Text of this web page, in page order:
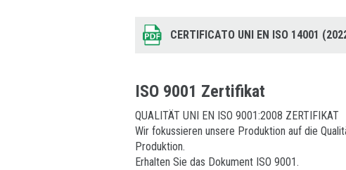
CERTIFICATO UNI EN ISO 14001
ISO 9001 Zertifikat
QUALITÄT UNI EN ISO 9001:2008 ZERTIFIKAT
Wir fokussieren unsere Produktion auf die
Produktion.
Erhalten Sie das Dokument ISO 9001.